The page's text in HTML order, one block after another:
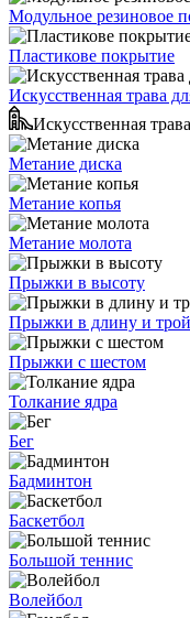
Модульное резиновое
Пластикове покрытие
Искусственная трава
Искусственная
Метание диска
Метание копья
Метание молота
Прыжки в высоту
Прыжки в длину и
Прыжки с шестом
Толкание ядра
Бег
Бадминтон
Баскетбол
Большой теннис
Волейбол